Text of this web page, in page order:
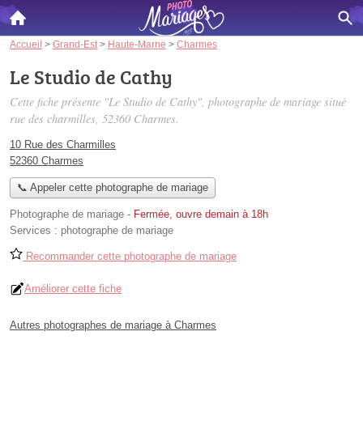
Accueil > Grand-Est > Haute-Marne > Charmes
Le Studio de Cathy
Cette fiche présente "Le Studio de Cathy", photographe de mariage situé
rue des charmilles, 52360 Charmes.
10 Rue des Charmilles
52360 Charmes
📞 Appeler cette photographe de mariage
Photographe de mariage - Fermée, ouvre demain à 18h
Services : photographe de mariage
Recommander cette photographe de mariage
Améliorer cette fiche
Autres photographes de mariage à Charmes